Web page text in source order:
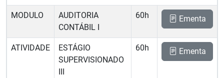
MODULO
AUDITORIA
CONTÁBIL I
60h Ementa
ATIVIDADE
ESTÁGIO
SUPERVISIONADO
III
60h Ementa